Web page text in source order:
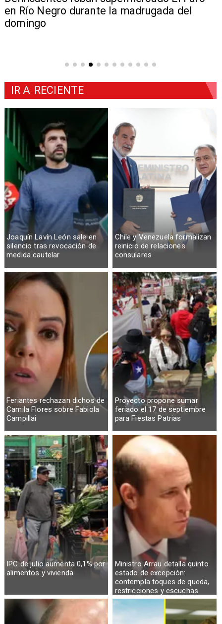
en Río Negro durante la madrugada del
domingo
Joaquín Lavín León sale en
silencio tras revocación de
medida cautelar
Chile y Venezuela formalizan
reinicio de relaciones
consulares
Feriantes rechazan dichos de
Camila Flores sobre Fabiola
Campillai
Proyecto propone sumar
feriado el 17 de septiembre
para Fiestas Patrias
IPC de julio aumenta 0,1% por
alimentos y vivienda
Ministro Arrau detalla quinto
estado de excepción:
contempla toques de queda,
restricciones y escuchas
telefónicas en zonas críticas
IR A RECIENTE